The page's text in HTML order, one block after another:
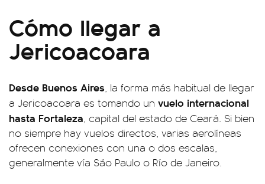
Cómo llegar a
Jericoacoara
Desde Buenos Aires, la forma más habitual de llegar
a Jericoacoara es tomando un vuelo internacional
hasta Fortaleza, capital del estado de Ceará. Si bien
no siempre hay vuelos directos, varias aerolíneas
ofrecen conexiones con una o dos escalas,
generalmente vía São Paulo o Río de Janeiro.